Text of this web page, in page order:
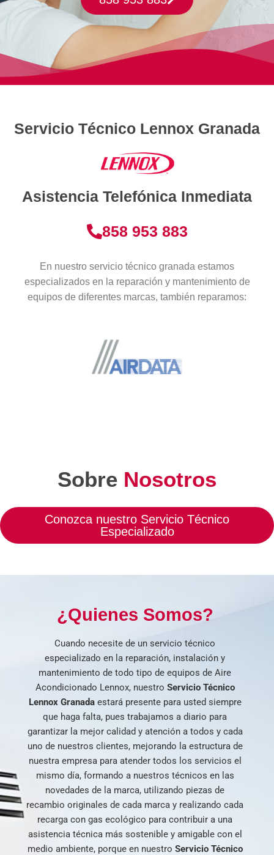
Servicio Técnico Lennox Granada
Asistencia Telefónica Inmediata
858 953 883
En nuestro servicio técnico granada estamos
especializados en la reparación y mantenimiento de
equipos de diferentes marcas, también reparamos:
Sobre Nosotros
Conozca nuestro Servicio Técnico
Especializado
¿Quienes Somos?
Cuando necesite de un servicio técnico
especializado en la reparación, instalación y
mantenimiento de todo tipo de equipos de Aire
Acondicionado Lennox, nuestro Servicio Técnico
Lennox Granadaestará presente para usted siempre
que haga falta, pues trabajamos a diario para
garantizar la mejor calidad y atención a todos y cada
uno de nuestros clientes, mejorando la estructura de
nuestra empresa para atender todos los servicios el
mismo día, formando a nuestros técnicos en las
novedades de la marca, utilizando piezas de
recambio originales de cada marca y realizando cada
recarga con gas ecológico para contribuir a una
asistencia técnica más sostenible y amigable con el
medio ambiente, porque en nuestro Servicio Técnico